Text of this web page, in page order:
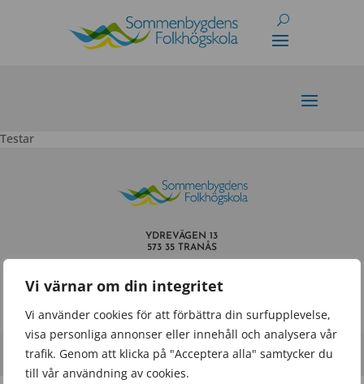
Vi värnar om din integritet
Vi använder cookies för att förbättra din surfupplevelse,
visa personliga annonser eller innehåll och analysera vår
trafik. Genom att klicka på "Acceptera alla" samtycker du
till vår användning av cookies.
Testar
YDREVÄGEN 13
573 35 TRANÅS
TEL.0140 – 659 60
Powered byWisest